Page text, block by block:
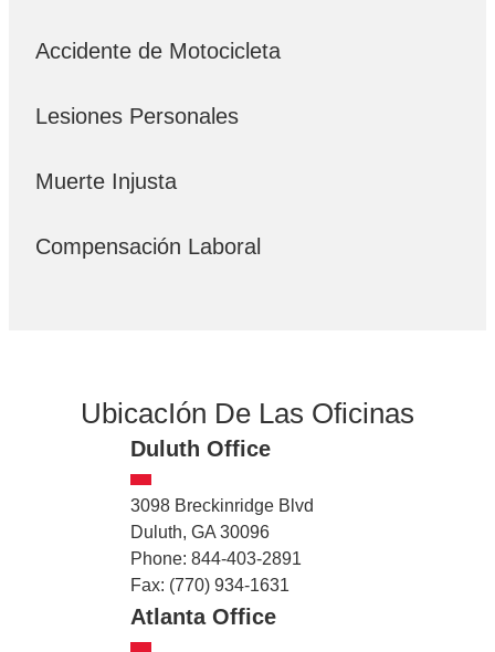
Accidente de Motocicleta
Lesiones Personales
Muerte Injusta
Compensación Laboral
UbicacIón De Las Oficinas
Duluth Office
3098 Breckinridge Blvd
Duluth, GA 30096
Phone: 844-403-2891
Fax: (770) 934-1631
Atlanta Office